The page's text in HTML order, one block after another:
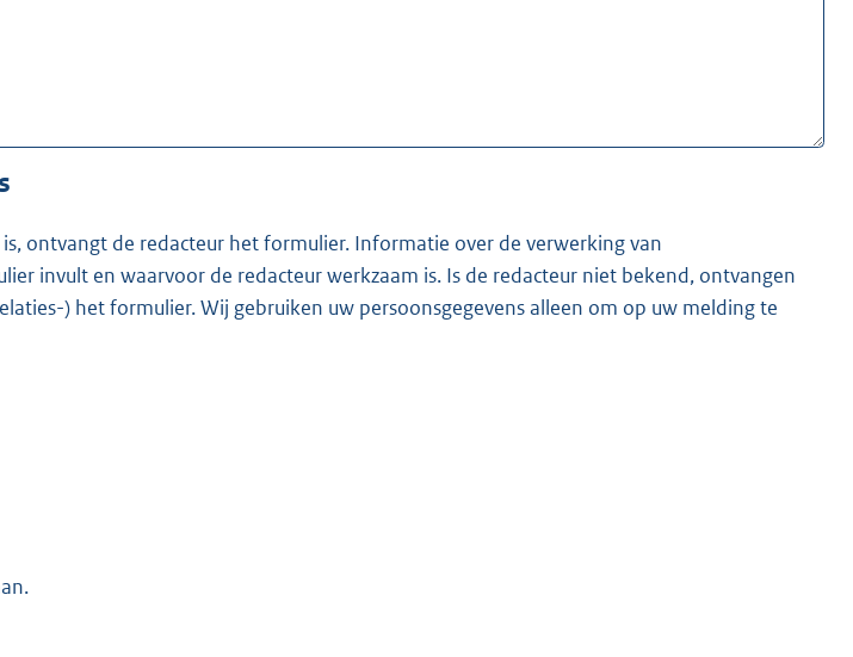
ontvangt de redacteur het formulier. Informatie over de verwerking van
werkzaam is. Is de redacteur niet bekend, ontvangen
) het formulier. Wij gebruiken uw persoonsgegevens alleen om op uw melding te